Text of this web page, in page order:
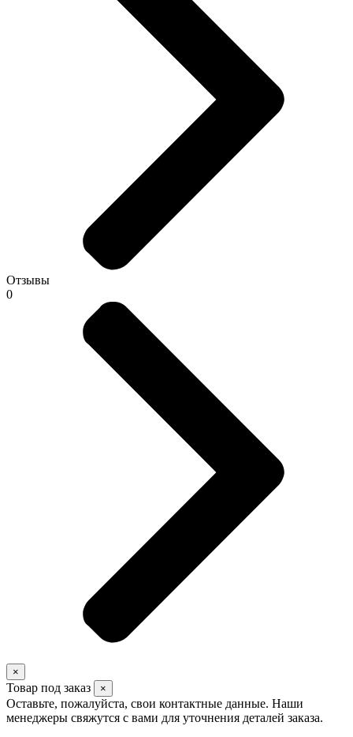
Отзывы
0
×
Товар под заказ ×
Оставьте, пожалуйста, свои контактные данные. Наши
менеджеры свяжутся с вами для уточнения деталей заказа.